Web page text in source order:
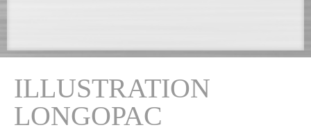
ILLUSTRATION
LONGOPAC